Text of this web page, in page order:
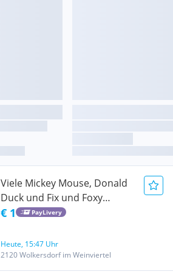
Viele Mickey Mouse, Donald
Duck und Fix und Foxy
Comics
€ 1 PayLivery
Heute, 15:47 Uhr
2120 Wolkersdorf im Weinviertel